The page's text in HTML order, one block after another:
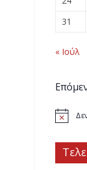
31
« Ιούλ